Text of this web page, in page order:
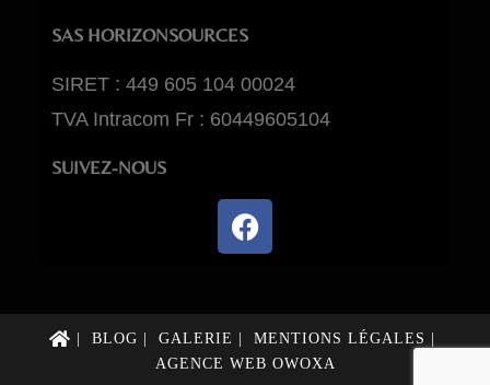
SAS HORIZONSOURCES
SIRET : 449 605 104 00024
TVA Intracom Fr : 60449605104
SUIVEZ-NOUS
BLOG GALERIE
MENTIONS LÉGALES
AGENCE WEB OWOXA